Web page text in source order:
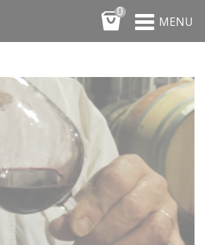
0
MENU
des cookies